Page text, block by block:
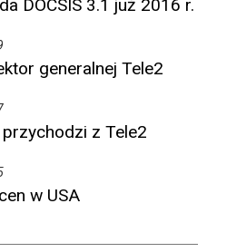
DOCSIS 3.1 już 2016 r.
generalnej Tele2
z Tele2
w USA